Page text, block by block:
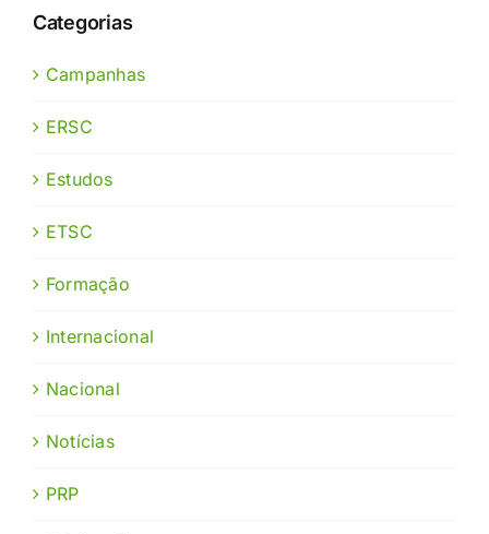
Categorias
Campanhas
ERSC
Estudos
ETSC
Formação
Internacional
Nacional
Notícias
PRP